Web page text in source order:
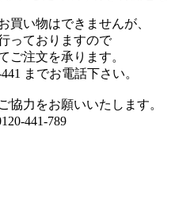
買い物はできませんが、
っておりますので
ご注文を承ります。
までお電話下さい。
協力をお願いいたします。
441-789